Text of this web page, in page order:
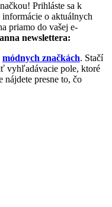
Prihláste sa k
o aktuálnych
priamo do vašej e-
newslettera:
módnych značkách. Stačí
vyhľadávacie pole, ktoré
nájdete presne to, čo